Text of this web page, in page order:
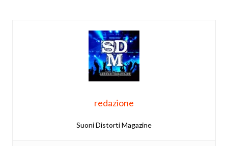
redazione
Suoni Distorti Magazine